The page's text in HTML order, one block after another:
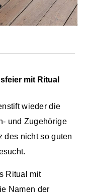
mit Ritual
wieder die
und Zugehörige
des nicht so guten
Ritual mit
Namen der